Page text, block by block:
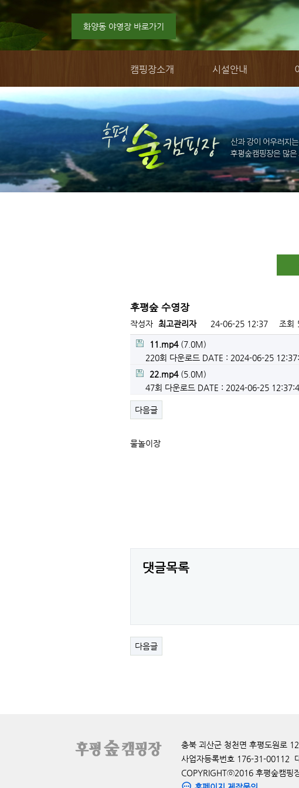
화양동 야영장 바로가기
캠핑장소개 시설안내
후평숲 수영장
작성자 최고관리자 24-06-25 12:37 조회
11.mp4(7.0M)
220회 다운로드 DATE : 2024-06-25
22.mp4(5.0M)
47회 다운로드 DATE : 2024-06-25
다음글
물놀이장
댓글목록
다음글
충북 괴산군 청천면 후평도원로
사업자등록번호 176-31-00112
COPYRIGHTⓒ2016 후평숲캠핑